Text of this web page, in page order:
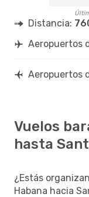
Distancia:
Aeropuertos
Aeropuertos
Vuelos
hasta
¿Estás
Habana hacia